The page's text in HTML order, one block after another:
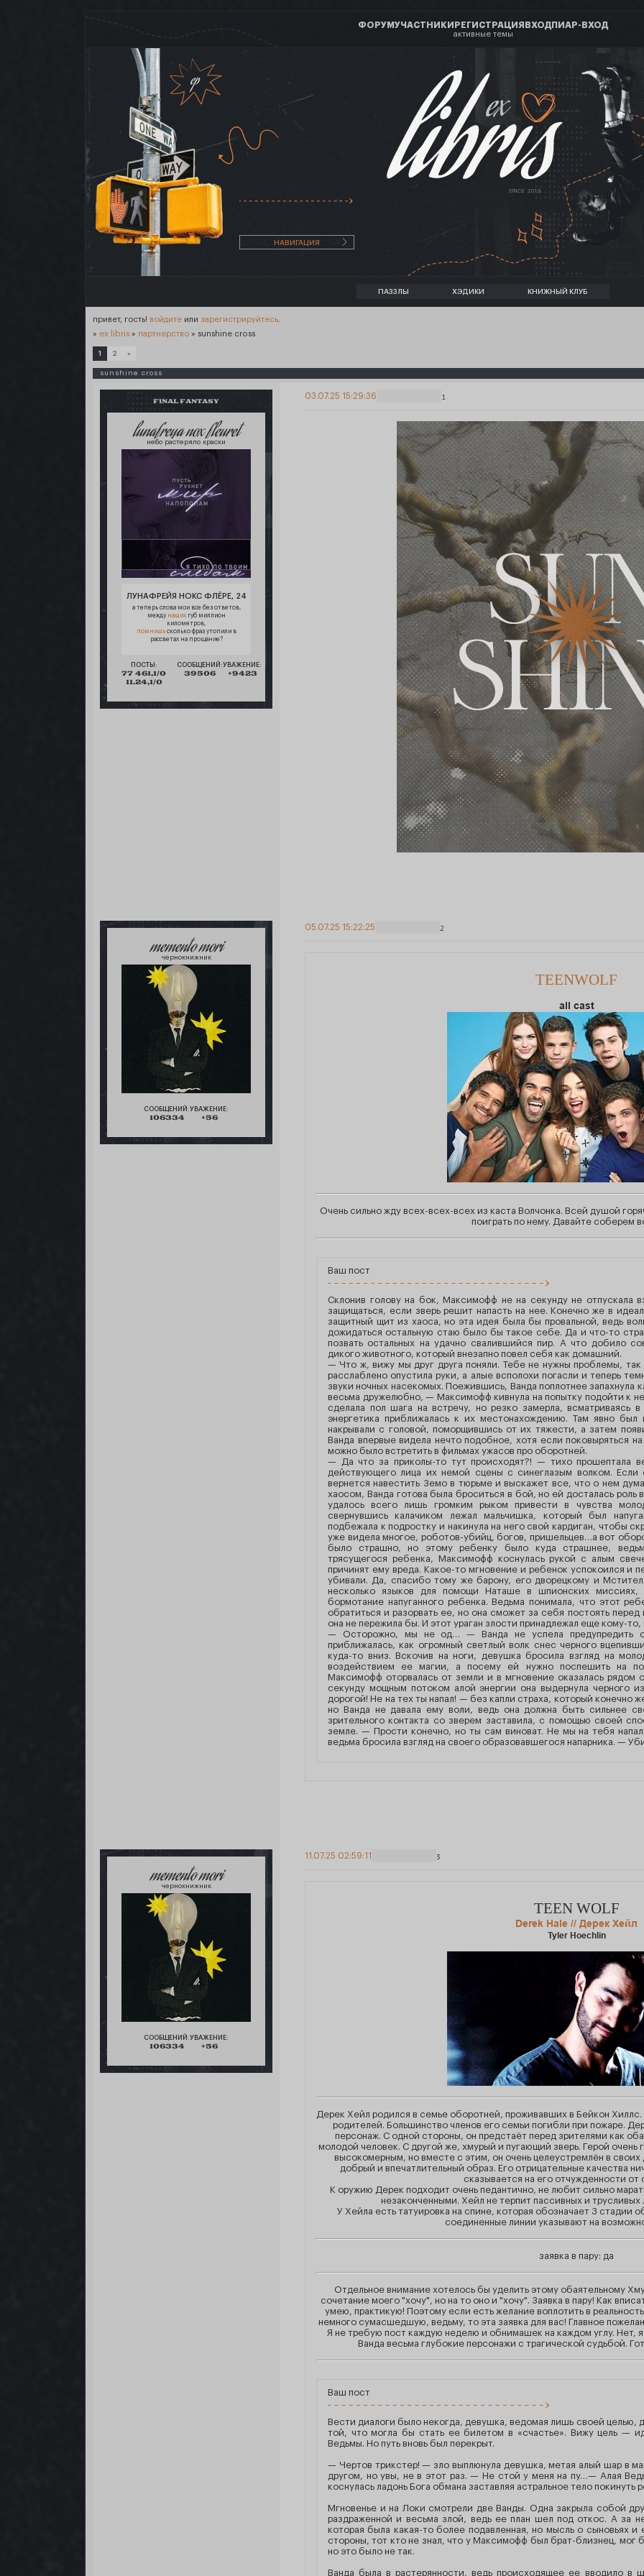
ФОРУМ УЧАСТНИКИ РЕГИСТРАЦИЯ ВХОД ПИАР-ВХОД
активные темы
ex
SINCE 2019
НАВИГАЦИЯ
ПАЗЗЛЫ ХЭДИКИ КНИЖНЫЙ КЛУБ
привет, гость! войдите или зарегистрируйтесь
» ex libris » партнерство » sunshine cross
1 2 »
sunshine cross
FINAL FANTASY
lunafreya nox fleuret
небо растеряло краски
ЛУНАФРЕЙЯ НОКС ФЛЁРЕ, 24
а теперь слова мои все без ответов,
между нашихгуб миллион
километров,
помнишьсколько фраз утопили в
рассветах на прощание?
ПОСТЫ:
77 461,1/0
11.24,1/0
СООБЩЕНИЙ:
39506
УВАЖЕНИЕ:
+9423
1
03.07.25 15:29:36
memento mori
чернокнижник
СООБЩЕНИЙ:
106334
УВАЖЕНИЕ:
+56
2
05.07.25 15:22:25
TEENWOLF
all cast
Очень сильно жду всех-всех-всех из каста Волчонка. Всей душой
поиграть по нему. Давайте соберем
Ваш пост
Склонив голову на бок, Максимофф не на секунду не отпускала
защищаться, если зверь решит напасть на нее. Конечно же в
защитный щит из хаоса, но эта идея была бы провальной, ведь
дожидаться остальную стаю было бы такое себе. Да и что-то
позвать остальных на удачно свалившийся пир. А что добило
дикого животного, который внезапно повел себя как домашний.
— Что ж, вижу мы друг друга поняли. Тебе не нужны проблемы,
расслаблено опустила руки, а алые всполохи погасли и теперь
звуки ночных насекомых. Поежившись, Ванда поплотнее запахнула
весьма дружелюбно, — Максимофф кивнула на попытку подойти к
сделала пол шага на встречу, но резко замерла, всматриваясь
энергетика приближалась к их местонахождению. Там явно
накрывали с головой, поморщившись от их тяжести, а затем
Ванда впервые видела нечто подобное, хотя если поковыряться
можно было встретить в фильмах ужасов про оборотней.
— Да что за приколы-то тут происходят?! — тихо прошептала
действующего лица их немой сцены с синеглазым волком. Если
вернется навестить Земо в тюрьме и выскажет все, что о нем
хаосом, Ванда готова была броситься в бой, но ей досталась роль
удалось всего лишь громким рыком привести в чувства
свернувшись калачиком лежал мальчишка, который был
подбежала к подростку и накинула на него свой кардиган, чтобы
уже видела многое, роботов-убийц, богов, пришельцев…а вот
было страшно, но этому ребенку было куда страшнее,
трясущегося ребенка, Максимофф коснулась рукой с алым
причинят ему вреда. Какое-то мгновение и ребенок успокоился и
убивали. Да, спасибо тому же барону, его дворецкому и
несколько языков для помощи Наташе в шпионских миссиях,
бормотание напуганного ребенка. Ведьма понимала, что этот
обратиться и разорвать ее, но она сможет за себя постоять
она не пережила бы. И этот ураган злости принадлежал еще кому-
— Осторожно, мы не од… — Ванда не успела предупредить
приближалась, как огромный светлый волк снес черного
куда-то вниз. Вскочив на ноги, девушка бросила взгляд на
воздействием ее магии, а посему ей нужно поспешить на
Максимофф оторвалась от земли и в мгновение оказалась
секунду мощным потоком алой энергии она выдернула черного
дорогой! Не на тех ты напал! — без капли страха, который конечно
но Ванда не давала ему воли, ведь она должна быть сильнее
зрительного контакта со зверем заставила, с помощью своей
земле. — Прости конечно, но ты сам виноват. Не мы на тебя
ведьма бросила взгляд на своего образовавшегося напарника. —
memento mori
чернокнижник
СООБЩЕНИЙ:
106334
УВАЖЕНИЕ:
+56
3
11.07.25 02:59:11
TEEN WOLF
Derek Hale // Дерек Хейл
Tyler Hoechlin
Дерек Хейл родился в семье оборотней, проживавших в Бейкон
родителей. Большинство членов его семьи погибли при пожаре.
персонаж. С одной стороны, он предстаёт перед зрителями как
молодой человек. С другой же, хмурый и пугающий зверь. Герой очень
высокомерным, но вместе с этим, он очень целеустремлён в своих
добрый и впечатлительный образ. Его отрицательные качества
сказывается на его отчужденности от
К оружию Дерек подходит очень педантично, не любит сильно
незаконченными. Хейл не терпит пассивных и
У Хейла есть татуировка на спине, которая обозначает 3 стадии
соединенные линии указывают на
заявка в пару: да
Отдельное внимание хотелось бы уделить этому обаятельному
сочетание моего "хочу", но на то оно и "хочу". Заявка в пару! Как
умею, практикую! Поэтому если есть желание воплотить в
немного сумасшедшую, ведьму, то эта заявка для вас! Главное
Я не требую пост каждую неделю и обнимашек на каждом углу. Нет,
Ванда весьма глубокие персонажи с трагической судьбой.
Ваш пост
Вести диалоги было некогда, девушка, ведомая лишь своей целью,
той, что могла бы стать ее билетом в «счастье». Вижу цель —
Ведьмы. Но путь вновь был перекрыт.
— Чертов трикстер! — зло выплюнула девушка, метая алый шар в
другом, но увы, не в этот раз. — Не стой у меня на пу…— Алая
коснулась ладонь Бога обмана заставляя астральное тело покинуть
Мгновенье и на Локи смотрели две Ванды. Одна закрыла собой
раздраженной и весьма злой, ведь ее план шел под откос. А за
которая была какая-то более подавленная, но мысль о сыновьях и
стороны, тот кто не знал, что у Максимофф был брат-близнец, мог
но это было не так.
Ванда была в растерянности, ведь происходящее ее вводило в